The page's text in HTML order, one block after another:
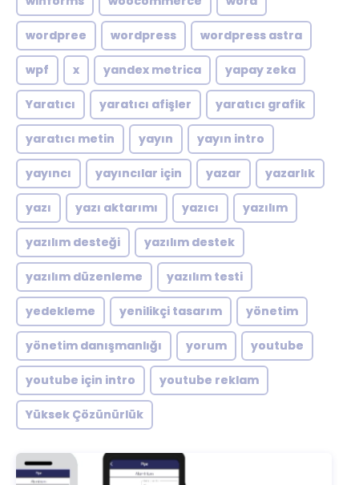
wordpree wordpress wordpress astra
wpf x yandex metrica yapay zeka
Yaratıcı yaratıcı afişler yaratıcı grafik
yaratıcı metin yayın yayın intro
yayıncı yayıncılar için yazar yazarlık
yazı yazı aktarımı yazıcı yazılım
yazılım desteği yazılım destek
yazılım düzenleme yazılım testi
yedekleme yenilikçi tasarım yönetim
yönetim danışmanlığı yorum youtube
youtube için intro youtube reklam
Yüksek Çözünürlük